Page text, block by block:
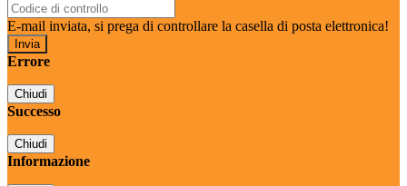
E-mail inviata, si prega di controllare la casella di posta elettronica!
Errore
Chiudi
Successo
Chiudi
Informazione